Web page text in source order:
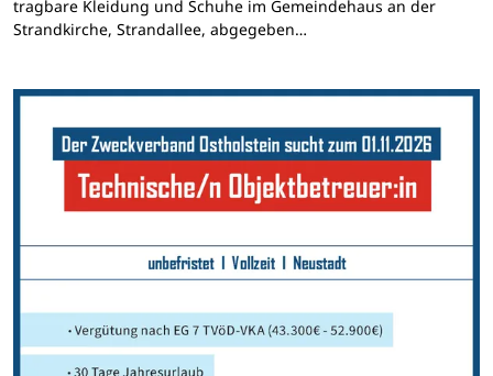
tragbare Kleidung und Schuhe im Gemeindehaus an der
Strandkirche, Strandallee, abgegeben…